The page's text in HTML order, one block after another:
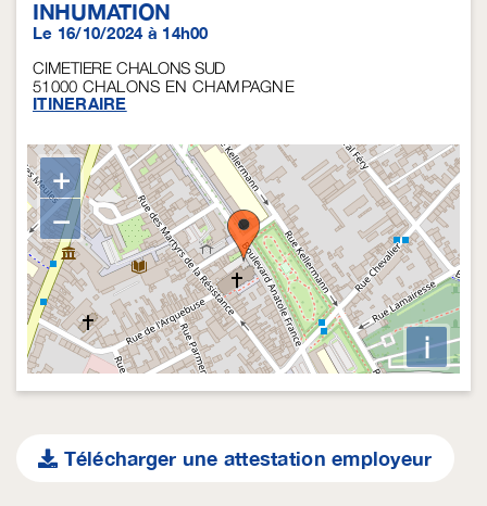
INHUMATION
Le 16/10/2024 à 14h00
CIMETIERE CHALONS SUD
51000 CHALONS EN CHAMPAGNE
ITINERAIRE
+
−
i
Télécharger une attestation employeur